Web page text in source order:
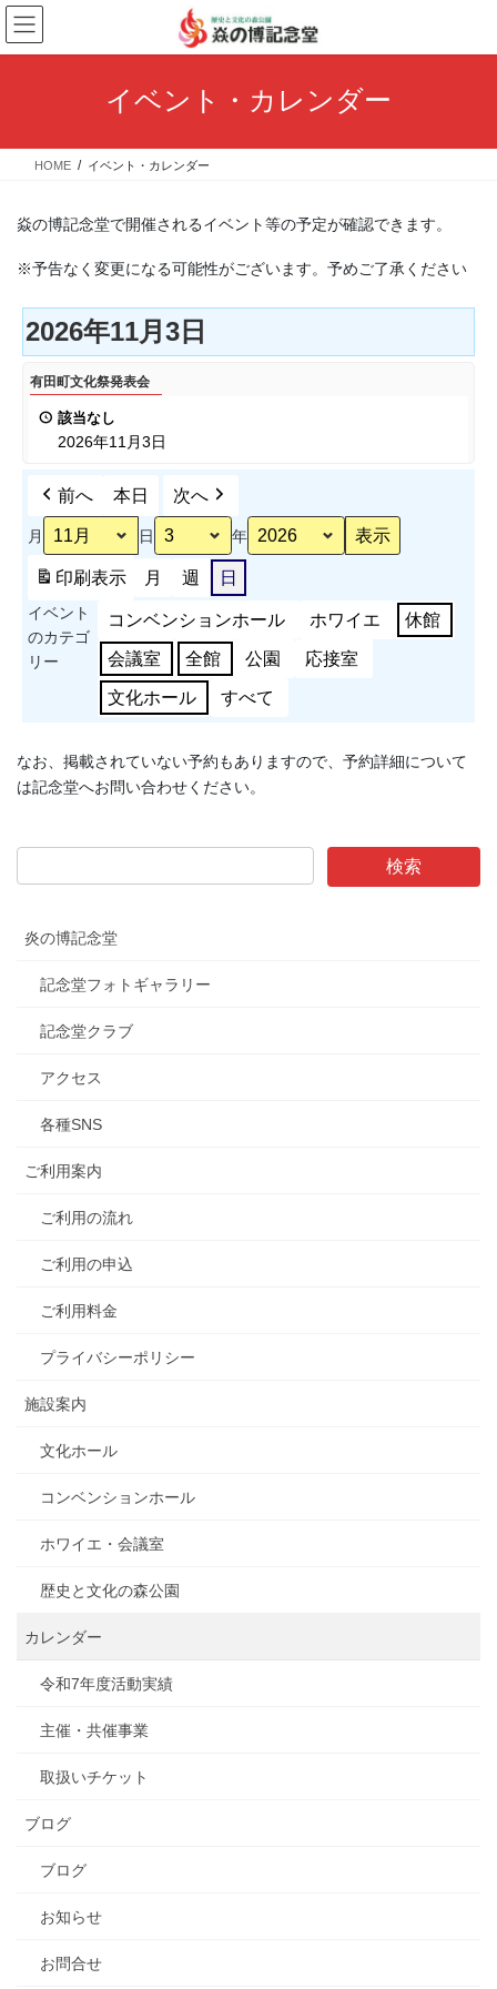
コ
ン
テ
ス
ナ
ビ
ゲ
ン
イベント・カレンダー
HOME イベント・カレンダー
焱の博記念堂で開催されるイベント等の予定が確認できます。
※予告なく変更になる可能性がございます。予めご了承ください
2026年11月3日
有
田
表
有田町文化祭発表会
該当なし
2026年11月3日
前へ 本日 次へ
月 日 年
印刷表示 月 週 日
イベント
のカテゴ
リー
コンベンションホール ホワイエ 休館
会議室 全館 公園 応接室
文化ホール すべて
なお、掲載されていない予約もありますので、予約詳細について
は記念堂へお問い合わせください。
炎の博記念堂
記念堂フォトギャラリー
記念堂クラブ
アクセス
各種SNS
ご利用案内
ご利用の流れ
ご利用の申込
ご利用料金
プライバシーポリシー
施設案内
文化ホール
コンベンションホール
ホワイエ・会議室
歴史と文化の森公園
カレンダー
令和7年度活動実績
主催・共催事業
取扱いチケット
ブログ
ブログ
お知らせ
お問合せ